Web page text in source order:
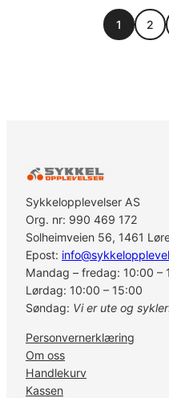
er:
kr 450.
1 2
Sykkelopplevelser AS
Org. nr: 990 469 172
Solheimveien 56, 1461
Epost:
Mandag – fredag: 10:00 –
Lørdag: 10:00 – 15:00
Søndag: Vi er ute og
Personvernerklæring
Om oss
Handlekurv
Kassen